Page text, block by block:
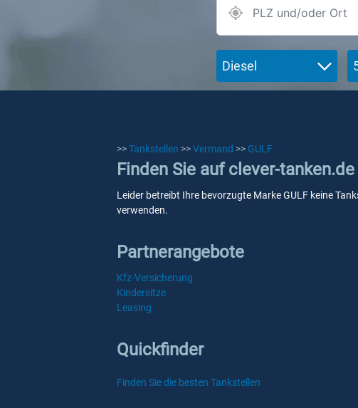
Diesel
>>Tankstellen >>Vermand >> GULF
Finden Sie auf clever-
Leider betreibt Ihre bevorzugte Marke GULF keine
verwenden.
Partnerangebote
Kfz-Versicherung
Kindersitze
Leasing
Quickfinder
Finden Sie die besten Tankstellen